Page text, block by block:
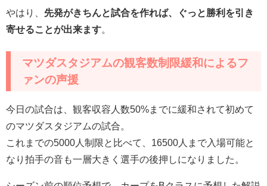
やはり、 先発がきちんと試合を作れば、ぐっと勝利を引き
寄せることが出来ます
マツダスタジアムの観客数制限緩和によるフ
ァンの声援
今日の試合は、観客収容人数50%までに緩和されて初めて
のマツダスタジアムの試合。
これまでの5000人制限と比べて、16500人まで入場可能と
なり拍手の音も一層大きく選手の後押しになりました。